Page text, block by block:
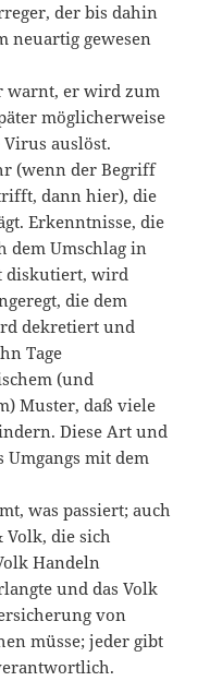
der bis dahin
neuartig gewesen
warnt, er wird zum
möglicherweise
auslöst.
(wenn der Begriff
dann hier), die
Erkenntnisse, die
dem Umschlag in
diskutiert, wird
die dem
dekretiert und
Tage
(und
Muster, daß viele
Diese Art und
Umgangs mit dem
was passiert; auch
die sich
Handeln
und das Volk
von
müsse; jeder gibt